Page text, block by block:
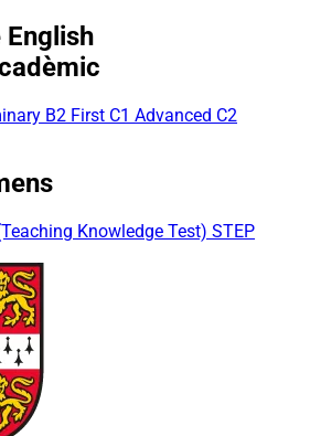
B2 First C1 Advanced C2
Knowledge Test) STEP